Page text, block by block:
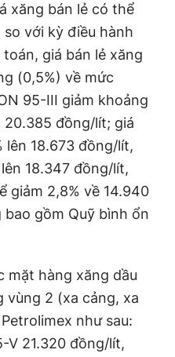
xăng bán lẻ có thể
với kỳ điều hành
giá bán lẻ xăng
(0,5%) về mức
95-III giảm khoảng
đồng/lít; giá
lên 18.673 đồng/lít,
18.347 đồng/lít,
giảm 2,8% về 14.940
gồm Quỹ bình ổn
mặt hàng xăng dầu
2 (xa cảng, xa
như sau:
V 21.320 đồng/lít,